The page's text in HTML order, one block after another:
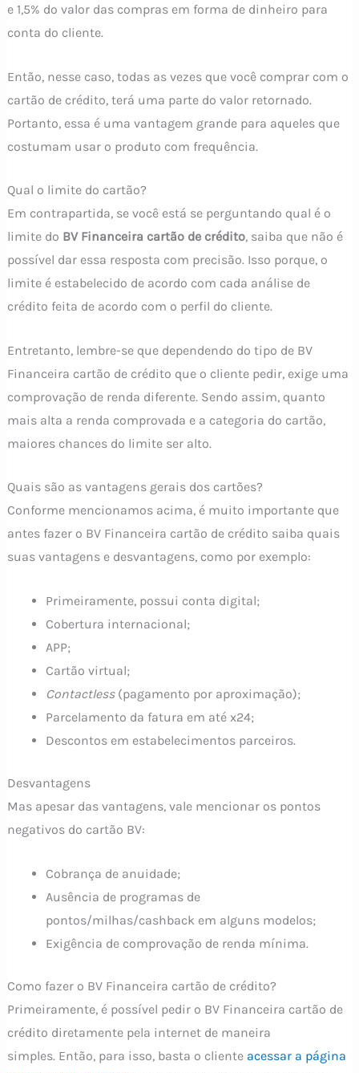
e 1,5% do valor das compras em forma de dinheiro para
conta do cliente.
Então, nesse caso, todas as vezes que você comprar com o
cartão de crédito, terá uma parte do valor retornado.
Portanto, essa é uma vantagem grande para aqueles que
costumam usar o produto com frequência.
Qual o limite do cartão?
Em contrapartida, se você está se perguntando qual é o
limite do BV Financeira cartão de crédito, saiba que não é
possível dar essa resposta com precisão. Isso porque, o
limite é estabelecido de acordo com cada análise de
crédito feita de acordo com o perfil do cliente.
Entretanto, lembre-se que dependendo do tipo de BV
Financeira cartão de crédito que o cliente pedir, exige uma
comprovação de renda diferente. Sendo assim, quanto
mais alta a renda comprovada e a categoria do cartão,
maiores chances do limite ser alto.
Quais são as vantagens gerais dos cartões?
Conforme mencionamos acima, é muito importante que
antes fazer o BV Financeira cartão de crédito saiba quais
suas vantagens e desvantagens, como por exemplo:
Primeiramente, possui conta digital;
Cobertura internacional;
APP;
Cartão virtual;
Contactless (pagamento por aproximação);
Parcelamento da fatura em até x24;
Descontos em estabelecimentos parceiros.
Desvantagens
Mas apesar das vantagens, vale mencionar os pontos
negativos do cartão BV:
Cobrança de anuidade;
Ausência de programas de
pontos/milhas/cashback em alguns modelos;
Exigência de comprovação de renda mínima.
Como fazer o BV Financeira cartão de crédito?
Primeiramente, é possível pedir o BV Financeira cartão de
crédito diretamente pela internet de maneira
simples. Então, para isso, basta o cliente acessar a página